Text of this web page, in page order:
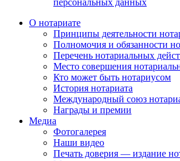
персональных данных
О нотариате
Принципы деятельности
Полномочия и обязанности
Перечень нотариальных
Место совершения
Кто может быть нотариусом
История нотариата
Международный союз
Награды и премии
Медиа
Фотогалерея
Наши видео
Печать доверия — издание